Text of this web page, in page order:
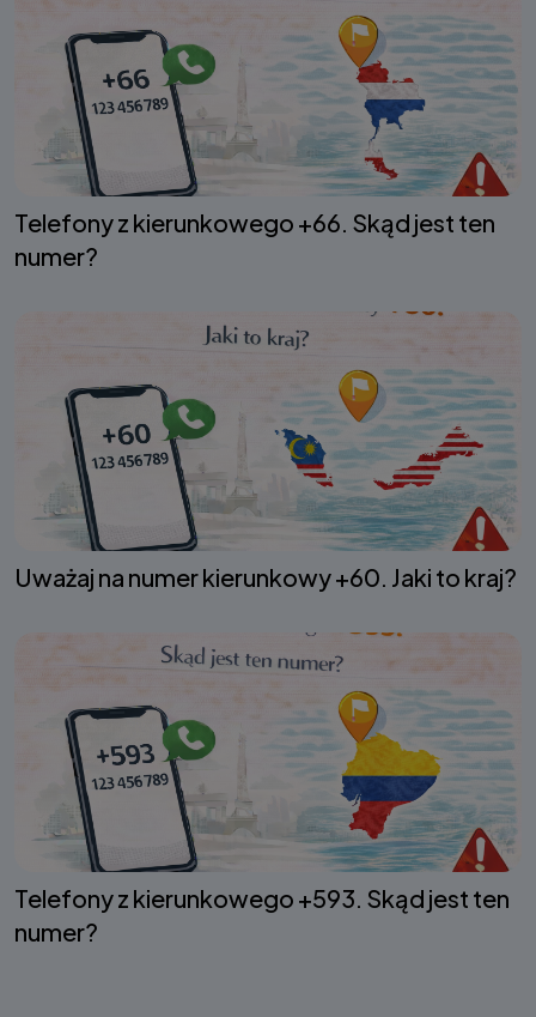
Telefony z kierunkowego +66. Skąd jest ten
numer?
Uważaj na numer kierunkowy +60. Jaki to kraj?
Telefony z kierunkowego +593. Skąd jest ten
numer?